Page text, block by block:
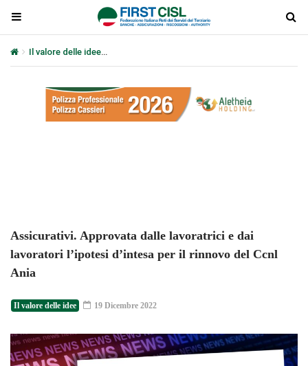
Il valore delle idee
Assicurativi. Approvata dalle lavoratrici e dai
lavoratori l’ipotesi d’intesa per il rinnovo del Ccnl
Ania
Il valore delle idee 19 Dicembre 2022